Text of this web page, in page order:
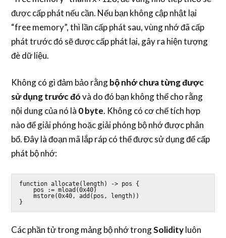
được cấp phát nếu cần. Nếu bạn không cập nhật lại
“free memory”, thì lần cấp phát sau, vùng nhớ đã cấp
phát trước đó sẽ được cấp phát lại, gây ra hiện tượng
đè dữ liệu.
Không có gì đảm bảo rằngbộ nhớ chưa từng được
sử dụng trước đóvà do đó bạn không thể cho rằng
nội dung của nó là 0 byte. Không có cơ chế tích hợp
nào để giải phóng hoặc giải phóng bộ nhớ được phân
bổ. Đây là đoạn mã lắp ráp có thể được sử dụng để cấp
phát bộ nhớ:
function allocate(length) -> pos {
    mstore(0x40, add(pos, length))
}
Các phần tử trong mảng bộ nhớ trongSolidityluôn